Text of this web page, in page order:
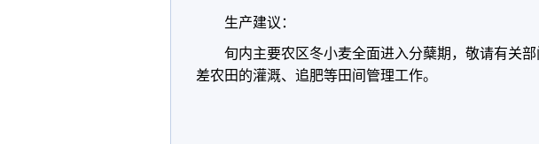
生产建议：
旬内主要农区冬小麦全面进入分蘖期，敬请有关
差农田的灌溉、追肥等田间管理工作。